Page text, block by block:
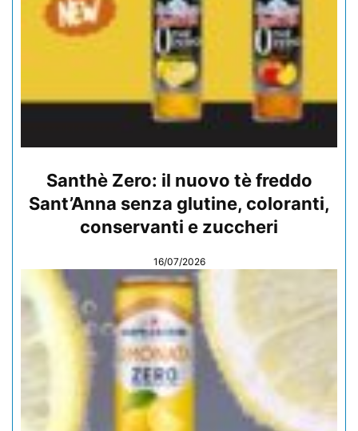
Santhè Zero: il nuovo tè freddo
Sant’Anna senza glutine, coloranti,
conservanti e zuccheri
16/07/2026